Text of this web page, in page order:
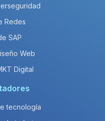
Redes
SAP
Web
Digital
tecnología